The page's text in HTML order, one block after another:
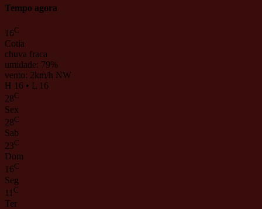
Tempo agora
16C
Cotia
chuva fraca
umidade: 79%
vento: 2km/h NW
H 16 • L 16
28C
Sex
28C
Sab
23C
Dom
16C
Seg
11 C
Ter